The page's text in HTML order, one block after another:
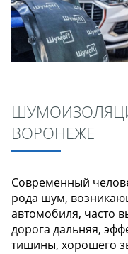
ВОРОНЕЖЕ
Современный
рода шум,
автомобиля, часто
дорога дальняя,
тишины, хорошего